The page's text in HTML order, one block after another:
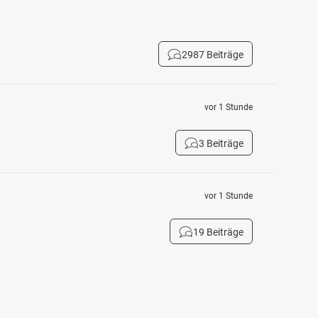
2987 Beiträge
vor 1 Stunde
3 Beiträge
vor 1 Stunde
19 Beiträge